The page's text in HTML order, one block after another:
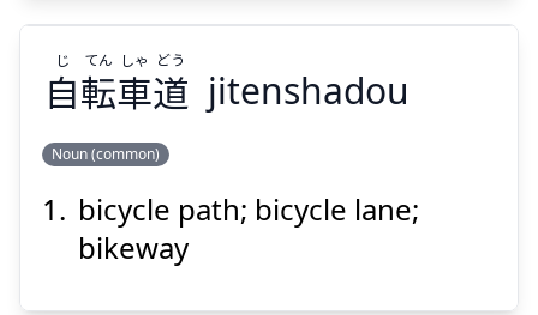
Suspend
転
じ
てん
しゃ
どう
自転車道
じ てん しゃ どう
jitenshadou
Noun (common)
bicycle path; bicycle lane;
bikeway